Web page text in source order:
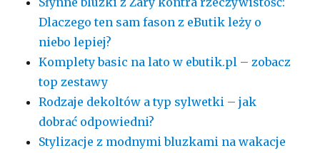
Dlaczego ten sam fason z eButik leży o
niebo lepiej?
Komplety basic na lato w ebutik.pl – zobacz
top zestawy
Rodzaje dekoltów a typ sylwetki – jak
dobrać odpowiedni?
Stylizacje z modnymi bluzkami na wakacje